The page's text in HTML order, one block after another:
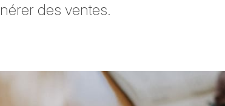
des ventes.
Facebook
sur LinkedIn